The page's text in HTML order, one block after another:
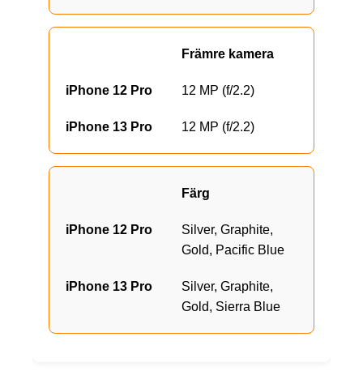
Främre kamera
12 MP (f/2.2)
12 MP (f/2.2)
Färg
Silver, Graphite,
Gold, Pacific Blue
Silver, Graphite,
Gold, Sierra Blue